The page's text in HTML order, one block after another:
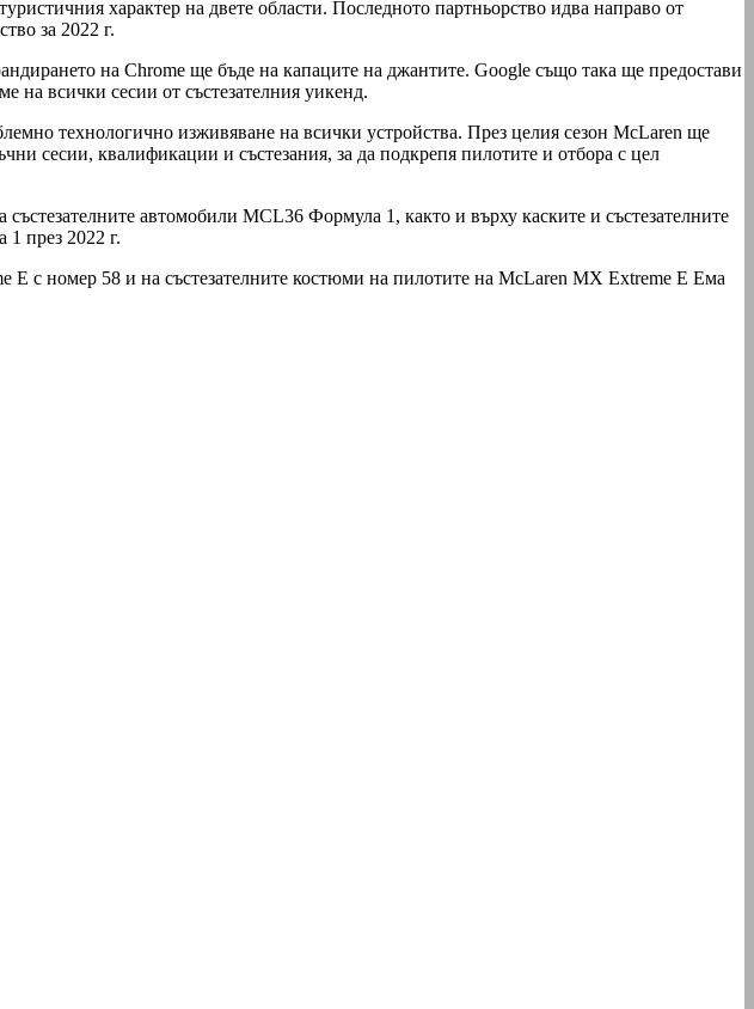
характер на двете области. Последното партньорство идва направо от
за 2022 г.
на Chrome ще бъде на капаците на джантите. Google също така ще предостави
на всички сесии от състезателния уикенд.
технологично изживяване на всички устройства. През целия сезон McLaren ще
сесии, квалификации и състезания, за да подкрепя пилотите и отбора с цел
автомобили MCL36 Формула 1, както и върху каските и състезателните
през 2022 г.
с номер 58 и на състезателните костюми на пилотите на McLaren MX Extreme E Ема